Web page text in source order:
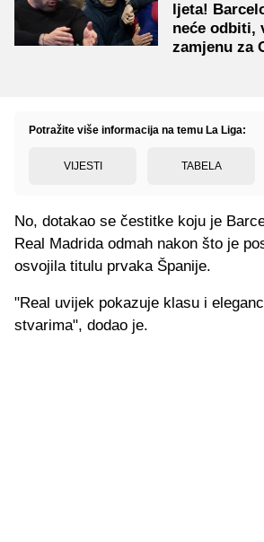
ljeta!
neće odbiti,
zamjenu za
Potražite više informacija na temu La Liga:
VIJESTI TABELA
No, dotakao se čestitke koju je
Real Madrida odmah nakon što je
osvojila titulu prvaka Španije.
"Real uvijek pokazuje klasu i
stvarima", dodao je.